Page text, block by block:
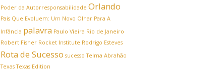
Poder da Autorresponsabilidade Orlando
Pais Que Evoluem: Um Novo Olhar Para A
Infância palavra Paulo Vieira Rio de Janeiro
Robert Fisher Rocket Institute Rodrigo Esteves
Rota de Sucesso sucesso Telma Abrahão
Texas Texas Edition